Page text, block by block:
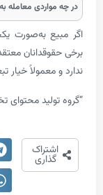
معامله به‌طور کامل
به‌صورت یکجا شامل
معتقدند که کل
خیار تبعض صفقه
محتوای تخصصیلاوین